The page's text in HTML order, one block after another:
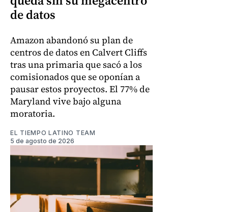
de datos
Amazon abandonó su plan de
centros de datos en Calvert Cliffs
tras una primaria que sacó a los
comisionados que se oponían a
pausar estos proyectos. El 77% de
Maryland vive bajo alguna
moratoria.
EL TIEMPO LATINO TEAM
5 de agosto de 2026